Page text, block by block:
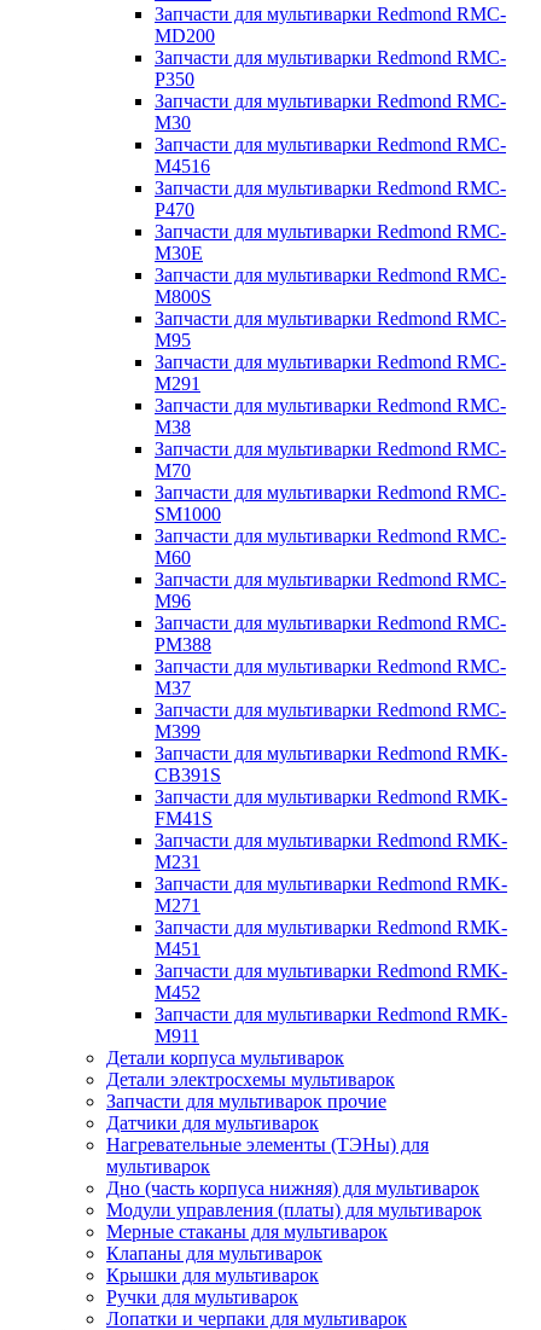
Запчасти для мультиварки Redmond RMC-
MD200
Запчасти для мультиварки Redmond RMC-
P350
Запчасти для мультиварки Redmond RMC-
M30
Запчасти для мультиварки Redmond RMC-
M4516
Запчасти для мультиварки Redmond RMC-
P470
Запчасти для мультиварки Redmond RMC-
M30E
Запчасти для мультиварки Redmond RMC-
M800S
Запчасти для мультиварки Redmond RMC-
M95
Запчасти для мультиварки Redmond RMC-
M291
Запчасти для мультиварки Redmond RMC-
M38
Запчасти для мультиварки Redmond RMC-
M70
Запчасти для мультиварки Redmond RMC-
SM1000
Запчасти для мультиварки Redmond RMC-
M60
Запчасти для мультиварки Redmond RMC-
M96
Запчасти для мультиварки Redmond RMC-
PM388
Запчасти для мультиварки Redmond RMC-
M37
Запчасти для мультиварки Redmond RMC-
M399
Запчасти для мультиварки Redmond RMK-
CB391S
Запчасти для мультиварки Redmond RMK-
FM41S
Запчасти для мультиварки Redmond RMK-
M231
Запчасти для мультиварки Redmond RMK-
M271
Запчасти для мультиварки Redmond RMK-
M451
Запчасти для мультиварки Redmond RMK-
M452
Запчасти для мультиварки Redmond RMK-
M911
Детали корпуса мультиварок
Детали электросхемы мультиварок
Запчасти для мультиварок прочие
Датчики для мультиварок
Нагревательные элементы (ТЭНы) для
мультиварок
Дно (часть корпуса нижняя) для мультиварок
Модули управления (платы) для мультиварок
Мерные стаканы для мультиварок
Клапаны для мультиварок
Крышки для мультиварок
Ручки для мультиварок
Лопатки и черпаки для мультиварок